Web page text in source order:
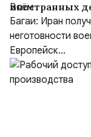
иностранных
выступил с
Багаи: Иран
неготовности
Европейск...